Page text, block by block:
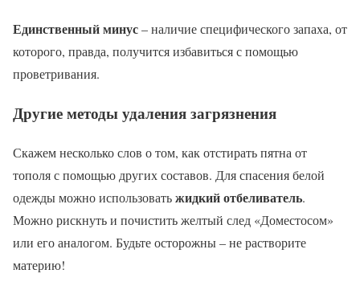
Единственный минус– наличие специфического запаха, от
которого, правда, получится избавиться с помощью
проветривания.
Другие методы удаления загрязнения
Скажем несколько слов о том, как отстирать пятна от
тополя с помощью других составов. Для спасения белой
одежды можно использоватьжидкий отбеливатель.
Можно рискнуть и почистить желтый след «Доместосом»
или его аналогом. Будьте осторожны – не растворите
материю!